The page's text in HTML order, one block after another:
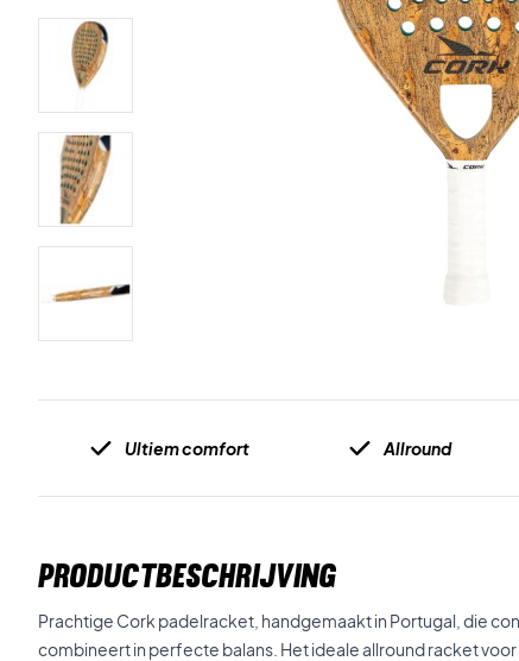
Ultiem comfort Allround
PRODUCTBESCHRIJVING
Prachtige Cork padelracket, handgemaakt in Portugal, die
combineert in perfecte balans. Het ideale allround racket